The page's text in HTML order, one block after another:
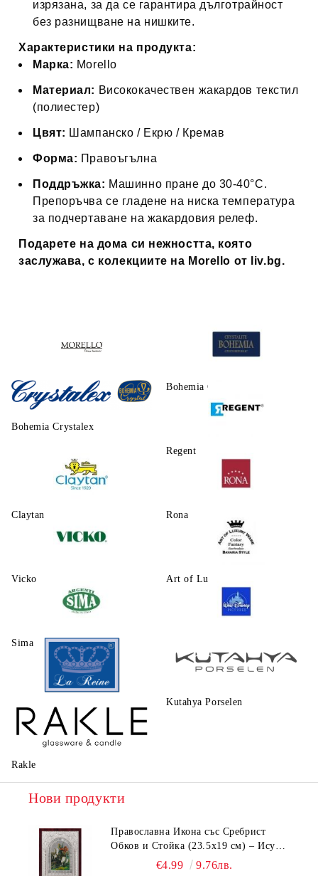
изрязана, за да се гарантира дълготрайност
без разнищване на нишките.
Характеристики на продукта:
Марка: Morello
Материал: Висококачествен жакардов текстил
(полиестер)
Цвят: Шампанско / Екрю / Кремав
Форма: Правоъгълна
Поддръжка: Машинно пране до 30-40°C.
Препоръчва се гладене на ниска температура
за подчертаване на жакардовия релеф.
Подарете на дома си нежността, която
заслужава, с колекциите на Morello от liv.bg.
Morello Bohemia Crystalite
Bohemia Crystalex
Regent
Claytаn Rona
Vicko Art of Luxury Ware
Sima
La Reine Kutahya Porselen
Rakle
Нови продукти
Православна Икона със Сребрист
Обков и Стойка (23.5х19 см) – Исус
Христос, Св. Георги, Св. Николай
€4.99 9.76лв.